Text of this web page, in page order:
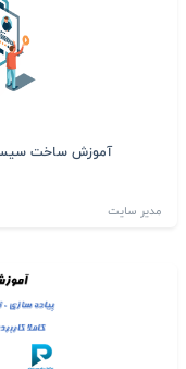
آموزش ساخت
مدیر سایت